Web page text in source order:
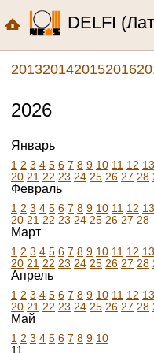
DELFI
2013201420152016
2026
Январь
1 2 3 4 5 6 7 8 9 10 11 12 13
20 21 22 23 24 25 26 27 28
Февраль
1 2 3 4 5 6 7 8 9 10 11 12 13
20 21 22 23 24 25 26 27 28
Март
1 2 3 4 5 6 7 8 9 10 11 12 13
20 21 22 23 24 25 26 27 28
Апрель
1 2 3 4 5 6 7 8 9 10 11 12 13
20 21 22 23 24 25 26 27 28
Май
1 2 3 4 5 6 7 8 9 10
11